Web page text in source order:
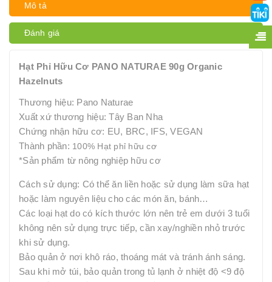
Mô tả
Đánh giá
Hạt Phỉ Hữu Cơ PANO NATURAE 90g Organic
Hazelnuts
Thương hiệu: Pano Naturae
Xuất xứ thương hiệu: Tây Ban Nha
Chứng nhận hữu cơ: EU, BRC, IFS, VEGAN
Thành phần: 100% Hạt phỉ hữu cơ
*Sản phẩm từ nông nghiệp hữu cơ
Cách sử dụng: Có thể ăn liền hoặc sử dụng làm sữa hạt
hoặc làm nguyên liệu cho các món ăn, bánh…
Các loại hạt do có kích thước lớn nên trẻ em dưới 3 tuổi
không nên sử dụng trực tiếp, cần xay/nghiền nhỏ trước
khi sử dụng.
Bảo quản ở nơi khô ráo, thoáng mát và tránh ánh sáng.
Sau khi mở túi, bảo quản trong tủ lạnh ở nhiệt độ <9 độ